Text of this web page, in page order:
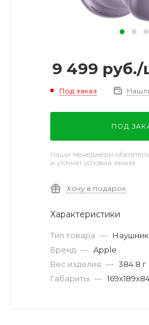
9 499 руб./
Под заказ
ПОД
Наши менеджеры
и уточнят условия заказа
Хочу в подарок
Характеристики
Тип товара —
Бренд — Apple
Вес изделия — 384.8 г
Габариты —